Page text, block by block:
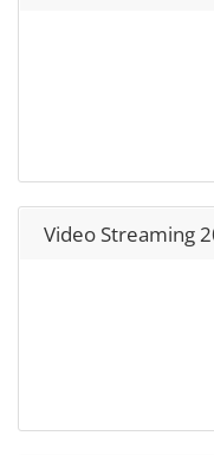
Video Streaming